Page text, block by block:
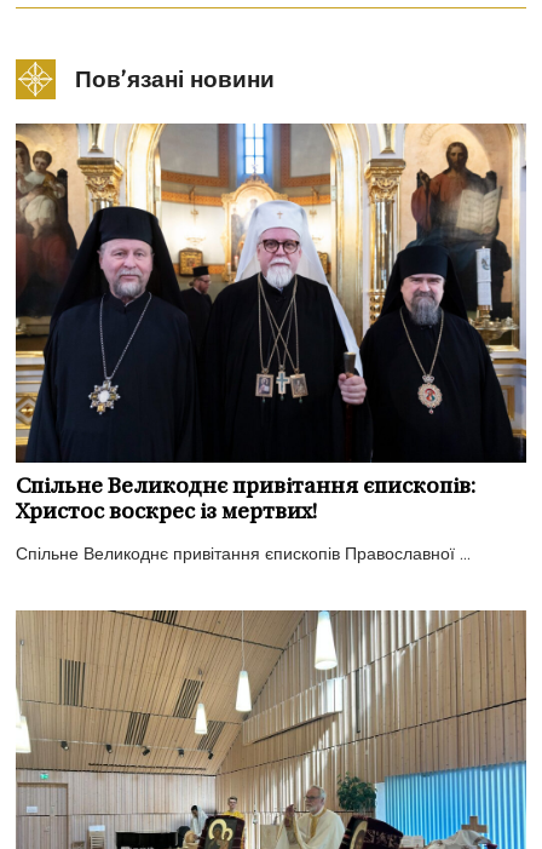
Пов’язані новини
Спільне Великоднє привітання єпископів:
Христос воскрес із мертвих!
Спільне Великоднє привітання єпископів Православної ...